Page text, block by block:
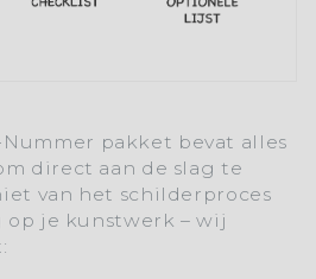
pakket bevat alles
direct aan de slag te
van het schilderproces
op je kunstwerk – wij